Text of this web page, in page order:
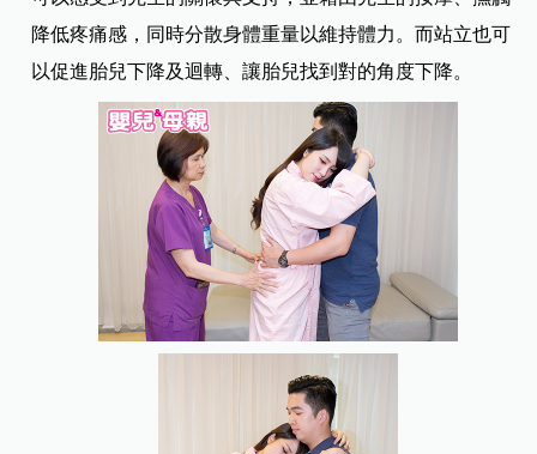
降低疼痛感，同時分散身體重量以維持體力。而站立也可
以促進胎兒下降及迴轉、讓胎兒找到對的角度下降。